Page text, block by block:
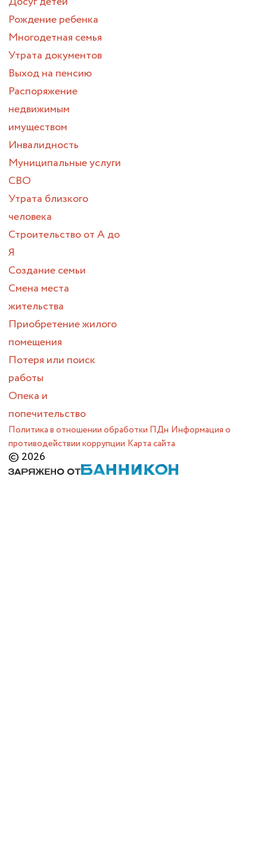
Рождение ребенка
Многодетная семья
Утрата документов
Выход на пенсию
Распоряжение
недвижимым
имуществом
Инвалидность
Муниципальные услуги
СВО
Утрата близкого
человека
Строительство от А до
Я
Создание семьи
Смена места
жительства
Приобретение жилого
помещения
Потеря или поиск
работы
Опека и
попечительство
Политика в отношении обработки ПДн Информация о
противодействии коррупции Карта сайта
© 2026